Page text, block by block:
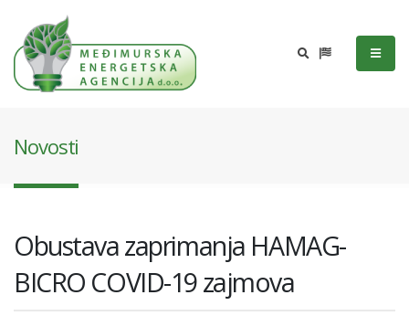
Novosti
Obustava zaprimanja HAMAG-
BICRO COVID-19 zajmova